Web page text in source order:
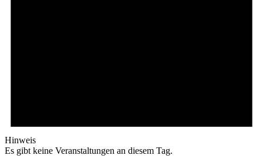
Hinweis
Es gibt keine Veranstaltungen an diesem Tag.